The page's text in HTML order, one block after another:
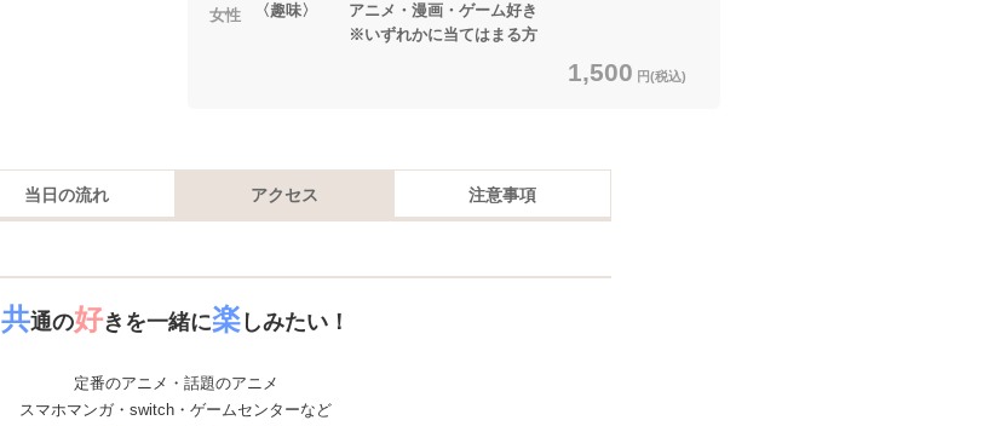
女性
〈趣味〉 アニメ・漫画・ゲーム好き
※いずれかに当てはまる方
1,500 円(税込)
当日の流れ アクセス 注意事項
共通の好きを一緒に楽 しみたい！
定番のアニメ・話題のアニメ
スマホマンガ・switch・ゲームセンターなど